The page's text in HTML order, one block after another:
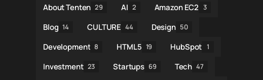
About Tenten 29 AI 2 Amazon EC2 3
Blog 14 CULTURE 44 Design 50
Development 8 HTML5 19 HubSpot 1
Investment 23 Startups 69 Tech 47